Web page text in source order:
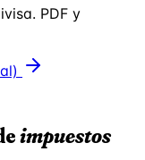
PDF y
impuestos